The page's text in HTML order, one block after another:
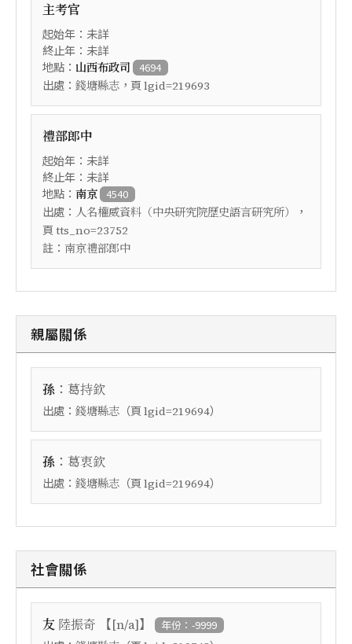
主考官
起始年：未詳
終止年：未詳
地點： 山西布政司 4694
出處： 錢塘縣志 ，頁 lgid=219693
禮部郎中
起始年：未詳
終止年：未詳
地點： 南京 4540
出處： 人名權威資料（中央研究院歷史語言研究所）
，
頁 tts_no=23752
註： 南京禮部郎中
親屬關係
孫 ： 葛持欽
出處： 錢塘縣志 （頁 lgid=219694）
孫 ： 葛衷欽
出處： 錢塘縣志 （頁 lgid=219694）
社會關係
友 陸振奇 【[n/a]】 年份：-9999